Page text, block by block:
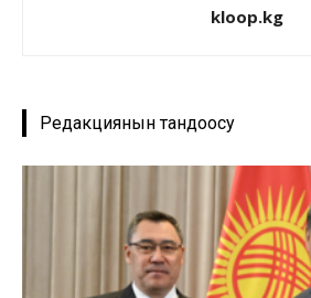
kloop.kg
Редакциянын тандоосу